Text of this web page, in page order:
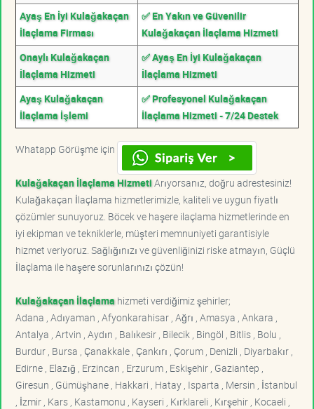
Ayaş En İyi Kulağakaçan
İlaçlama Firması
✅ En Yakın ve Güvenilir
Kulağakaçan İlaçlama Hizmeti
Onaylı Kulağakaçan
İlaçlama Hizmeti
✅ Ayaş En İyi Kulağakaçan
İlaçlama Hizmeti
Ayaş Kulağakaçan
İlaçlama İşlemi
✅ Profesyonel Kulağakaçan
İlaçlama Hizmeti - 7/24 Destek
Whatapp Görüşme için
Kulağakaçan İlaçlama HizmetiArıyorsanız, doğru adrestesiniz!
Kulağakaçan İlaçlama hizmetlerimizle, kaliteli ve uygun fiyatlı
çözümler sunuyoruz. Böcek ve haşere ilaçlama hizmetlerinde en
iyi ekipman ve tekniklerle, müşteri memnuniyeti garantisiyle
hizmet veriyoruz. Sağlığınızı ve güvenliğinizi riske atmayın, Güçlü
İlaçlama ile haşere sorunlarınızı çözün!
Kulağakaçan İlaçlama hizmeti verdiğimiz şehirler;
Adana , Adıyaman , Afyonkarahisar , Ağrı , Amasya , Ankara ,
Antalya , Artvin , Aydın , Balıkesir , Bilecik , Bingöl , Bitlis , Bolu ,
Burdur , Bursa , Çanakkale , Çankırı , Çorum , Denizli , Diyarbakır ,
Edirne , Elazığ , Erzincan , Erzurum , Eskişehir , Gaziantep ,
Giresun , Gümüşhane , Hakkari , Hatay , Isparta , Mersin , İstanbul
, İzmir , Kars , Kastamonu , Kayseri , Kırklareli , Kırşehir , Kocaeli ,